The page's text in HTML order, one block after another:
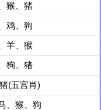
猴、猪
鸡、狗
羊、猴
狗、猪
(五宫肖)
、猴、狗